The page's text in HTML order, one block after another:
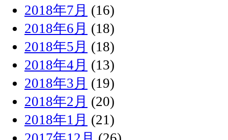
2018年7月 (16)
2018年6月 (18)
2018年5月 (18)
2018年4月 (13)
2018年3月 (19)
2018年2月 (20)
2018年1月 (21)